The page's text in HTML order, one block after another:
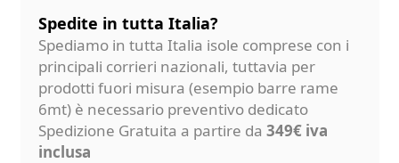
Spedite in tutta Italia?
Spediamo in tutta Italia isole comprese con i
principali corrieri nazionali, tuttavia per
prodotti fuori misura (esempio barre rame
6mt) è necessario preventivo dedicato
Spedizione Gratuita a partire da 349€ iva
inclusa